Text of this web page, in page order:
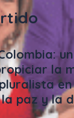
la
paz y la